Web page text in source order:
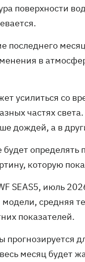
поверхности
последнего
в
усилиться со
частях
дождей, а в
которую
SEAS5, июль
средняя
показателей.
месяц будет